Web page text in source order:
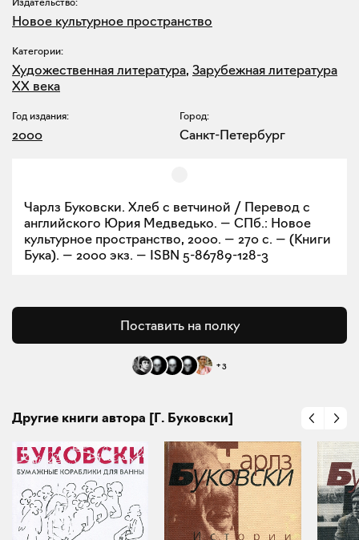
Новое культурное пространство
Категории:
Художественная литература, Зарубежная литература
XX века
Год издания:
2000
Город:
Санкт-Петербург
Чарлз Буковски. Хлеб с ветчиной / Перевод с
английского Юрия Медведько. — СПб.: Новое
культурное пространство, 2000. — 270 с. — (Книги
Бука). — 2000 экз. — ISBN 5-86789-128-3
Поставить на полку
+3
Другие книги автора [Г. Буковски]